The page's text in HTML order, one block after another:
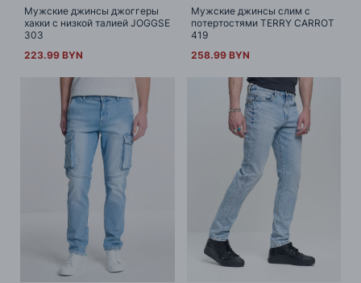
Мужские джинсы джоггеры
хакки с низкой талией JOGGSE
303
223.99 BYN
Мужские джинсы слим с
потертостями TERRY CARROT
419
258.99 BYN